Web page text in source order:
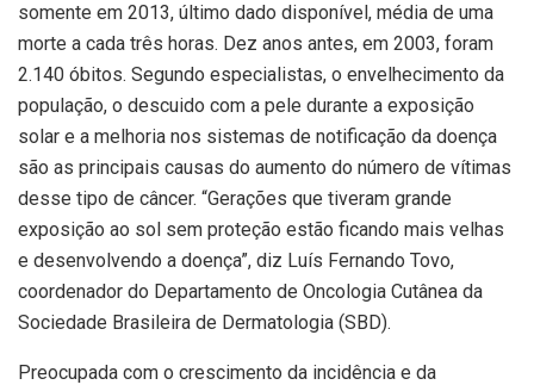
somente em 2013, último dado disponível, média de uma
morte a cada três horas. Dez anos antes, em 2003, foram
2.140 óbitos. Segundo especialistas, o envelhecimento da
população, o descuido com a pele durante a exposição
solar e a melhoria nos sistemas de notificação da doença
são as principais causas do aumento do número de vítimas
desse tipo de câncer. “Gerações que tiveram grande
exposição ao sol sem proteção estão ficando mais velhas
e desenvolvendo a doença”, diz Luís Fernando Tovo,
coordenador do Departamento de Oncologia Cutânea da
Sociedade Brasileira de Dermatologia (SBD).
Preocupada com o crescimento da incidência e da